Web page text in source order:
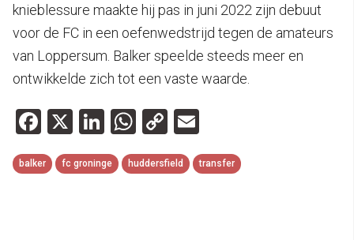
knieblessure maakte hij pas in juni 2022 zijn debuut
voor de FC in een oefenwedstrijd tegen de amateurs
van Loppersum. Balker speelde steeds meer en
ontwikkelde zich tot een vaste waarde.
Facebook
X LinkedIn
WhatsApp
Copy
Link
balker fc groninge huddersfield transfer